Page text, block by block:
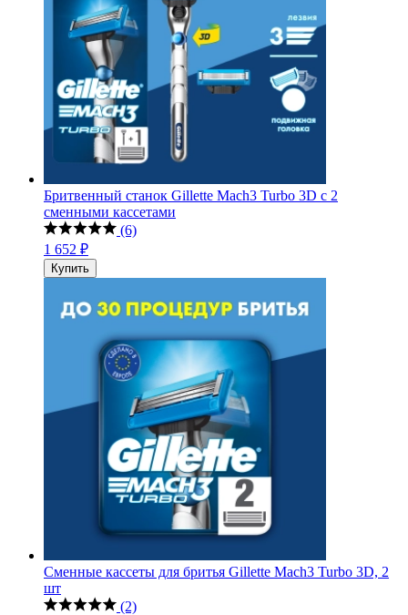
Бритвенный станок Gillette Mach3 Turbo 3D с 2
сменными кассетами
(6)
1 652 ₽
Купить
Сменные кассеты для бритья Gillette Mach3 Turbo 3D, 2
шт
(2)